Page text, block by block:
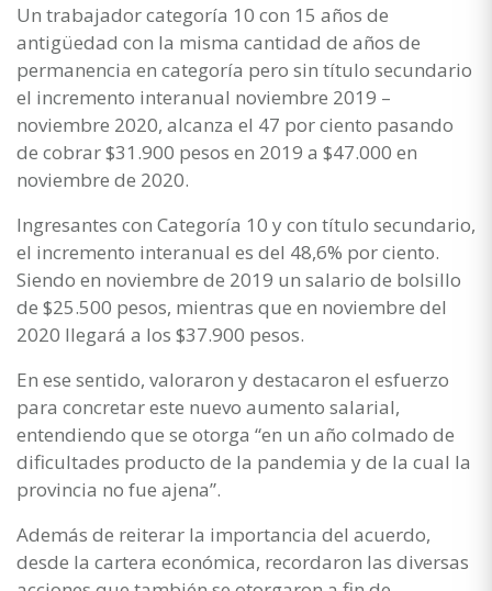
Un trabajador categoría 10 con 15 años de
antigüedad con la misma cantidad de años de
permanencia en categoría pero sin título secundario
el incremento interanual noviembre 2019 –
noviembre 2020, alcanza el 47 por ciento pasando
de cobrar $31.900 pesos en 2019 a $47.000 en
noviembre de 2020.
Ingresantes con Categoría 10 y con título secundario,
el incremento interanual es del 48,6% por ciento.
Siendo en noviembre de 2019 un salario de bolsillo
de $25.500 pesos, mientras que en noviembre del
2020 llegará a los $37.900 pesos.
En ese sentido, valoraron y destacaron el esfuerzo
para concretar este nuevo aumento salarial,
entendiendo que se otorga “en un año colmado de
dificultades producto de la pandemia y de la cual la
provincia no fue ajena”.
Además de reiterar la importancia del acuerdo,
desde la cartera económica, recordaron las diversas